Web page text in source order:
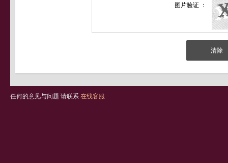
图片验证 ：
任何的意见与问题 请联系 在线客服